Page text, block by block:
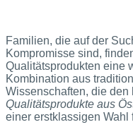
Familien, die auf der
Kompromisse sind,
Qualitätsprodukten eine
Kombination aus
Wissenschaften, die den
Qualitätsprodukte aus
einer erstklassigen Wahl